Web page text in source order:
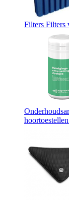
Filters Filters